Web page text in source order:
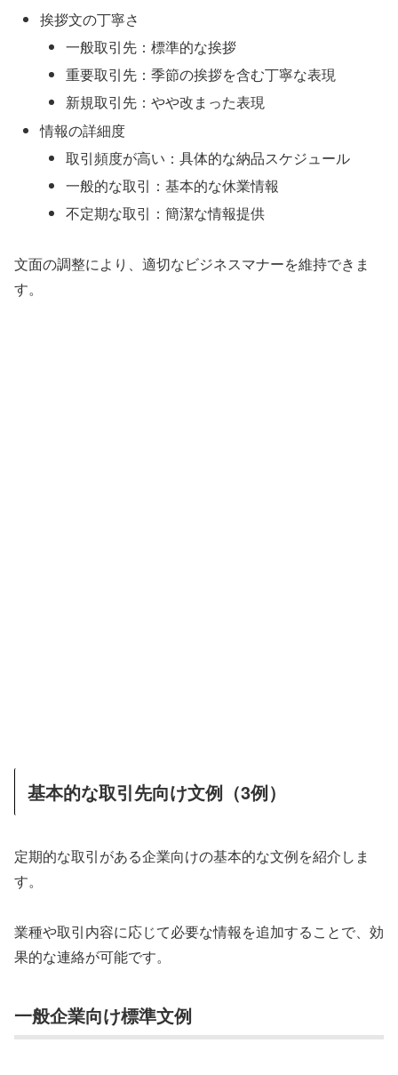
挨拶文の丁寧さ
一般取引先：標準的な挨拶
重要取引先：季節の挨拶を含む丁寧な表現
新規取引先：やや改まった表現
情報の詳細度
取引頻度が高い：具体的な納品スケジュール
一般的な取引：基本的な休業情報
不定期な取引：簡潔な情報提供
文面の調整により、適切なビジネスマナーを維持できま
す。
基本的な取引先向け文例（3例）
定期的な取引がある企業向けの基本的な文例を紹介しま
す。
業種や取引内容に応じて必要な情報を追加することで、効
果的な連絡が可能です。
一般企業向け標準文例